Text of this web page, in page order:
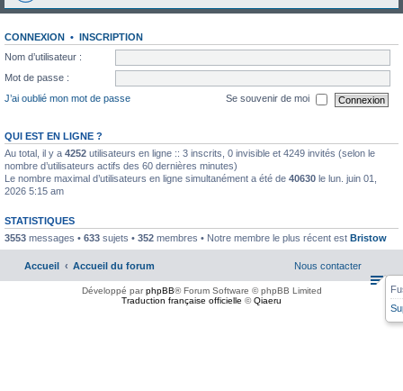
CONNEXION • INSCRIPTION
Nom d’utilisateur :
Mot de passe :
J’ai oublié mon mot de passe
Se souvenir de moi
QUI EST EN LIGNE ?
Au total, il y a 4252 utilisateurs en ligne :: 3 inscrits, 0 invisible et 4249 invités (selon le
nombre d’utilisateurs actifs des 60 dernières minutes)
Le nombre maximal d’utilisateurs en ligne simultanément a été de 40630 le lun. juin 01,
2026 5:15 am
STATISTIQUES
3553 messages • 633 sujets • 352 membres • Notre membre le plus récent est Bristow
Accueil Accueil du forum Nous contacter
Développé parphpBB® Forum Software © phpBB Limited
Traduction française officielle ©Qiaeru